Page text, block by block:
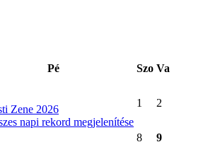
Pé Szo Va
Zene 2026
napi rekord megjelenítése
1 2
8 9